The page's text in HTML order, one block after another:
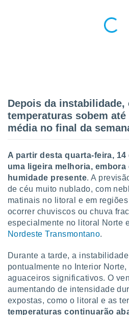
cookies,
a
site
caso,
para
navegação
não
o
ou
Pode
de
ao
Depois da instabilidade,
temperaturas sobem até
média no final da
A partir desta quarta-feira,
uma ligeira melhoria, embora
humidade presente. A
de céu muito nublado, com
matinais no litoral e em
ocorrer chuviscos ou chuva
especialmente no litoral Norte
Nordeste Transmontano.
Durante a tarde, a
pontualmente no Interior
aguaceiros significativos. O
aumentando de intensidade
expostas, como o litoral e as
temperaturas continuarão